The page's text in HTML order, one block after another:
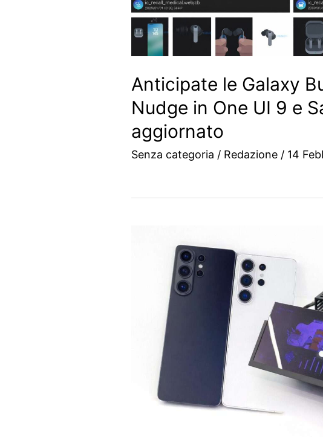
Anticipate le Galaxy
Nudge in One UI 9 e
aggiornato
Senza categoria / Redazione / 14